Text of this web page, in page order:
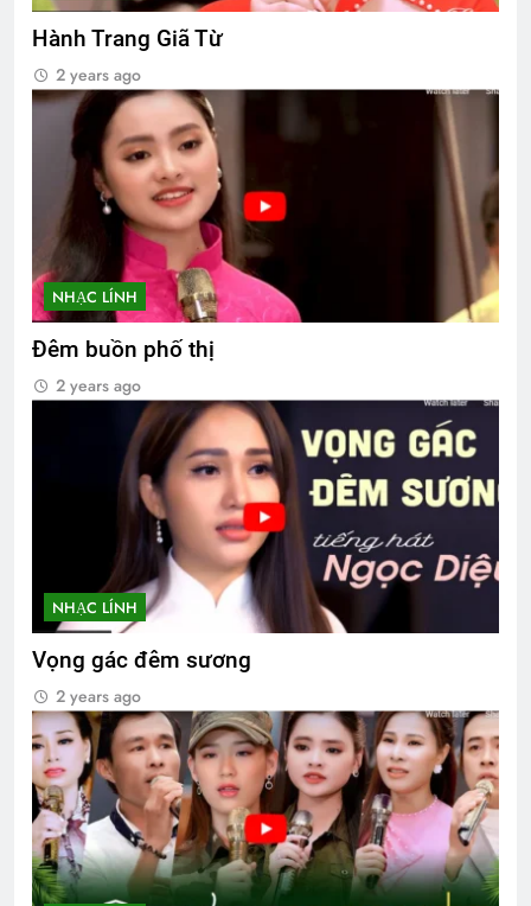
Hành Trang Giã Từ
2 years ago
NHẠC LÍNH
Đêm buồn phố thị
2 years ago
NHẠC LÍNH
Vọng gác đêm sương
2 years ago